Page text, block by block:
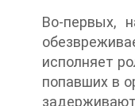
Во-первых,
исполняет
попавших в